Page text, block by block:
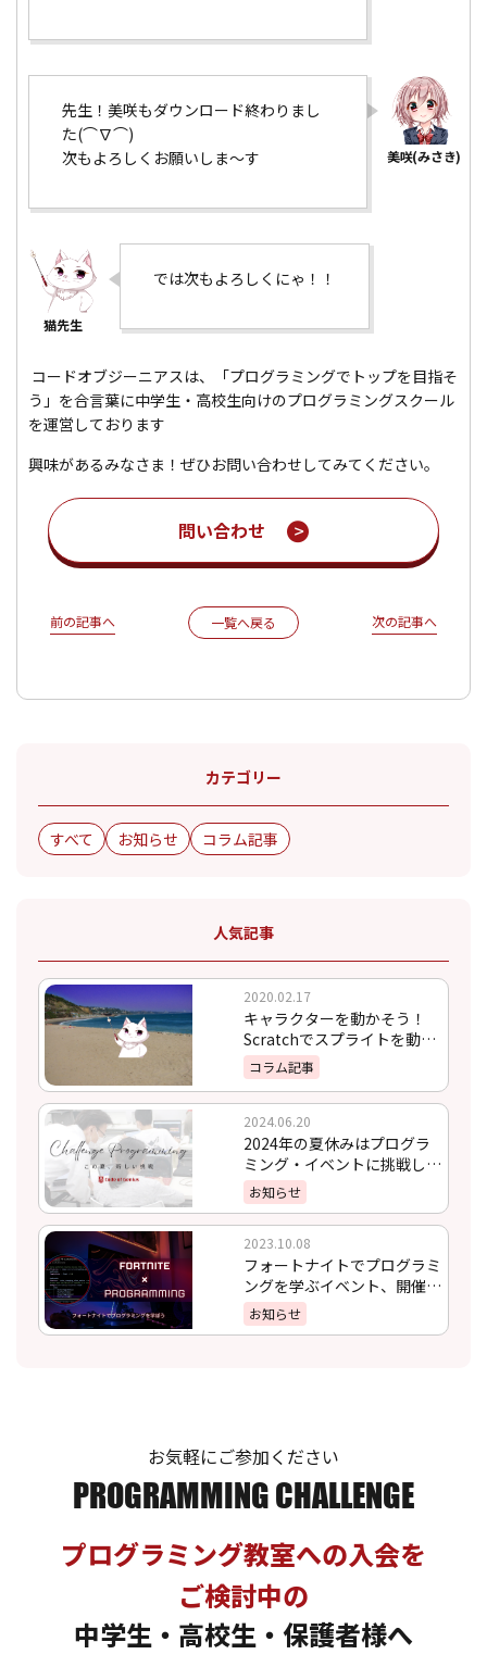
先生！美咲もダウンロード終わりまし
た(⌒∇⌒)
次もよろしくお願いしま～す
では次もよろしくにゃ！！
コードオブジーニアスは、「プログラミングでトップを目指そ
う」を合言葉に中学生・高校生向けのプログラミングスクール
を運営しております
興味があるみなさま！ぜひお問い合わせしてみてください。
問い合わせ
前の記事へ 一覧へ戻る 次の記事へ
カテゴリー
すべて お知らせ コラム記事
人気記事
2020.02.17
キャラクターを動かそう！
Scratchでスプライトを動か
す方法
コラム記事
2024.06.20
2024年の夏休みはプログラ
ミング・イベントに挑戦しよ
う！
お知らせ
2023.10.08
フォートナイトでプログラミ
ングを学ぶイベント、開催決
定！！
お知らせ
お気軽にご参加ください
PROGRAMMING CHALLENGE
プログラミング教室への入会を
ご検討中の
中学生・高校生・保護者様へ